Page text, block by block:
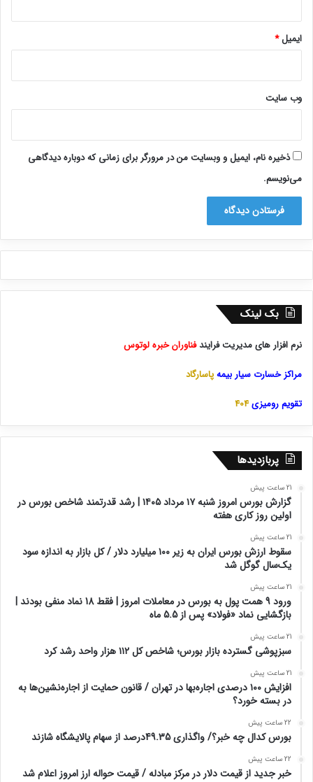
ایمیل*
وب‌ سایت
ذخیره نام، ایمیل و وبسایت من در مرورگر برای زمانی که دوباره دیدگاهی
می‌نویسم.
بک لینک
نرم افزار های مدیریت فرایندفناوران خبره لوتوس
مراکز خسارت سیار بیمهپاسارگاد
تقویم رومیزی404
پربازدیدها
21 ساعت پیش
گزارش بورس امروز شنبه ۱۷ مرداد ۱۴۰۵ | رشد قدرتمند شاخص بورس در
اولین روز کاری هفته
21 ساعت پیش
سقوط ارزش بورس ایران به زیر ۱۰۰ میلیارد دلار / کل بازار به اندازه سود
یک‌سال گوگل شد
21 ساعت پیش
ورود 9 همت پول به بورس در معاملات امروز | فقط 18 نماد منفی بودند |
بازگشایی نماد «فولاد» پس از 5.5 ماه
21 ساعت پیش
سبزپوشی گسترده بازار بورس؛ شاخص کل ۱۱۲ هزار واحد رشد کرد
21 ساعت پیش
افزایش ۱۰۰ درصدی اجاره‌بها در تهران / قانون حمایت از اجاره‌نشین‌ها به
در بسته خورد؟
22 ساعت پیش
بورس کدال چه خبر؟/ واگذاری 49.35درصد از سهام پالایشگاه شازند
22 ساعت پیش
خبر جدید از قیمت دلار در مرکز مبادله / قیمت حواله ارز امروز اعلام شد